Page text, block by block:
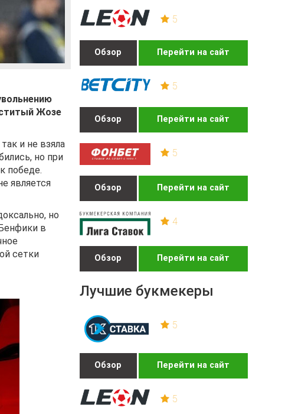
5
Обзор Перейти на сайт
5
Обзор Перейти на сайт
5
Обзор Перейти на сайт
4
Обзор Перейти на сайт
Лучшие букмекеры
5
Обзор Перейти на сайт
5
Жозе
и не взяла
но при
победе.
является
но
в
сетки